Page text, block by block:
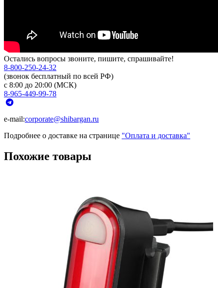
Остались вопросы звоните, пишите, спрашивайте!
8-800-250-24-32
(звонок бесплатный по всей РФ)
с 8:00 до 20:00 (МСК)
8-965-449-99-78
e-mail:corporate@shibargan.ru
Подробнее о доставке на странице "Оплата и доставка"
Похожие товары